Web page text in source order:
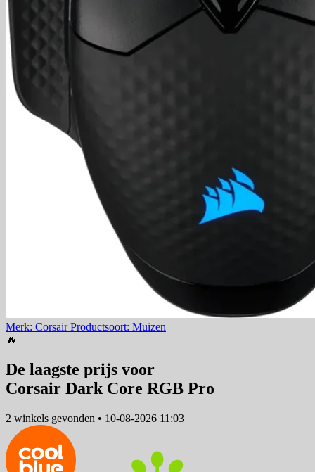
Merk: CorsairProductsoort: Muizen
🔥
De laagste prijs voor
Corsair Dark Core RGB Pro
2 winkels gevonden • 10-08-2026 11:03